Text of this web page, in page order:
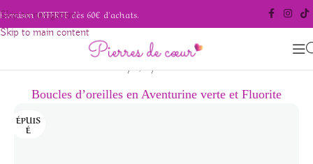
Skip to navigation
Skip to main content
Livraison OFFERTE dès 60€ d'achats.
Accueil/Bijoux/Boucles d'oreilles
Boucles d’oreilles en Aventurine verte et Fluorite
ÉPUIS
É